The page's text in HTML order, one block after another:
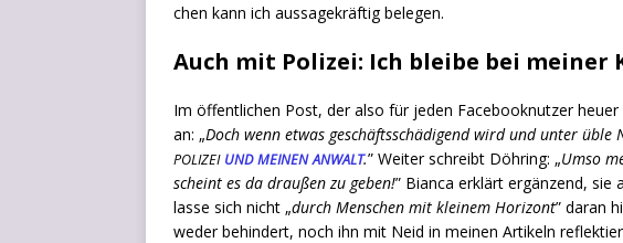
chen kann ich aus­sa­ge­kräf­tig belegen.
Auch mit Polizei: Ich bleibe bei meiner
Im öffent­li­chen Post, der also für jeden Face­book­nut­zer
an: „Doch wenn etwas geschäfts­schä­di­gend wird und unter üble
POLIZEI UND MEINEN ANWALT.” Wei­ter schreibt Döh­ring: „Umso
scheint es da drau­ßen zu geben!” Bian­ca erklärt ergän­zend,
las­se sich nicht „durch Men­schen mit klei­nem Hori­zont” dar­an
weder behin­dert, noch ihn mit Neid in mei­nen Arti­keln